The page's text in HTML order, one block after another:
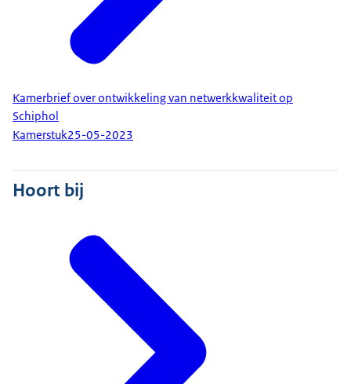
Kamerbrief over ontwikkeling van netwerkkwaliteit op
Schiphol
Kamerstuk25-05-2023
Hoort bij